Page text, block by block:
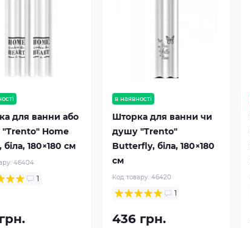
для ванни або
Home
180×180 см
46404
1
в наявності
Шторка для ванни чи
душу "Trento"
Butterfly, біла, 180×180
см
Код товару:46420
1
436 грн.